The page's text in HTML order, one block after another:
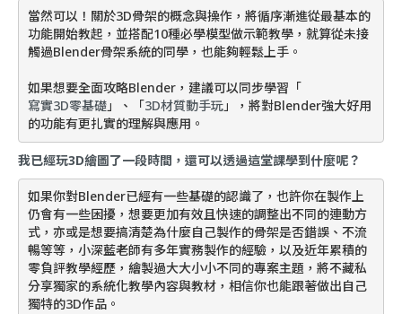
當然可以！關於3D骨架的概念與操作，將循序漸進從最基本的
功能開始教起，並搭配10種必學模型做示範教學，就算從未接
觸過Blender骨架系統的同學，也能夠輕鬆上手。
如果想要全面攻略Blender，建議可以同步學習「
寫實3D零基礎」、「3D材質動手玩」，將對Blender強大好用
的功能有更扎實的理解與應用。
我已經玩3D繪圖了一段時間，還可以透過這堂課學到什麼呢？
如果你對Blender已經有一些基礎的認識了，也許你在製作上
仍會有一些困擾，想要更加有效且快速的調整出不同的連動方
式，亦或是想要搞清楚為什麼自己製作的骨架是否錯誤、不流
暢等等，小深藍老師有多年實務製作的經驗，以及近年累積的
零負評教學經歷，繪製過大大小小不同的專案主題，將不藏私
分享獨家的系統化教學內容與教材，相信你也能跟著做出自己
獨特的3D作品。